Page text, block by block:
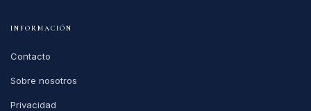
INFORMACIÓN
Contacto
Sobre nosotros
Privacidad